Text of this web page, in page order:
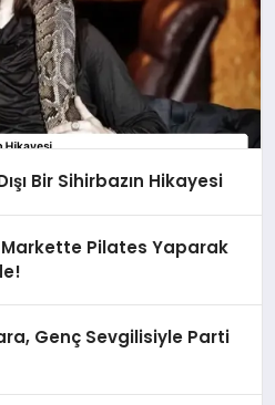
Bir Sihirbazın Hikayesi
Markette Pilates Yaparak
Genç Sevgilisiyle Parti